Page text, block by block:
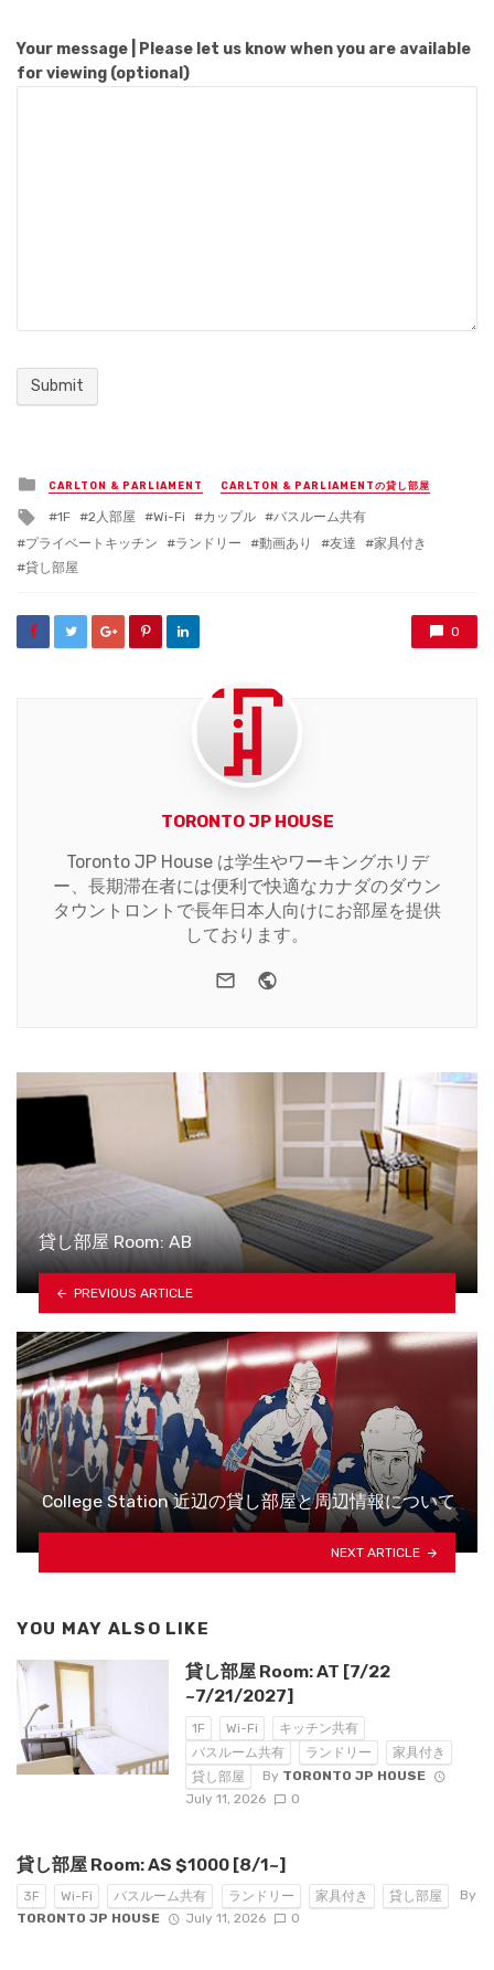
Your message | Please let us know when you are available
for viewing (optional)
Posted
in
CARLTON & PARLIAMENT CARLTON & PARLIAMENTの貸し部屋
Tagged
with
1F 2人部屋 Wi-Fi カップル
バスルーム共有
プライベートキッチン
ランドリー 動画あり 友達
家具付き
貸し部屋
0
TORONTO JP HOUSE
Toronto JP House は学生やワーキングホリデ
ー、長期滞在者には便利で快適なカナダのダウン
タウントロントで長年日本人向けにお部屋を提供
しております。
e-mail
貸し部屋 Room: AB
PREVIOUS ARTICLE
College Station 近辺の貸し部屋と周辺情報について
NEXT ARTICLE
YOU MAY ALSO LIKE
貸し部屋 Room: AT [7/22
~7/21/2027]
1F Wi-Fi
キッチン共有
バスルーム共有
ランドリー
家具付き
貸し部屋
By TORONTO JP HOUSE
July 11, 2026
0
貸し部屋 Room: AS $1000 [8/1~]
3F Wi-Fi バスルーム共有 ランドリー 家具付き 貸し部屋
By
TORONTO JP HOUSE
July 11, 2026 0